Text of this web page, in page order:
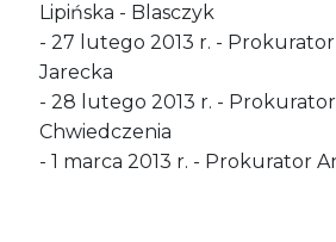
Lipińska - Blasczyk
- 27 lutego 2013 r. - Prokurator
Jarecka
- 28 lutego 2013 r. -
Chwiedczenia
- 1 marca 2013 r. - Prokurator